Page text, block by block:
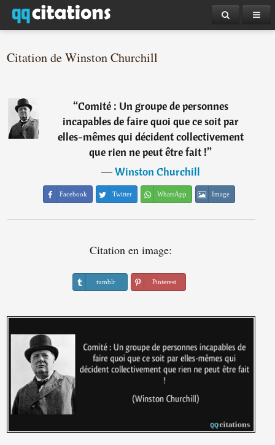
Citation de Winston Churchill
“Comité : Un groupe de personnes
incapables de faire quoi que ce soit par
elles-mêmes qui décident collectivement
que rien ne peut être fait !”
―Winston Churchill
Facebook Twitter WhatsApp Image
Citation en image:
tumblr Pinterest